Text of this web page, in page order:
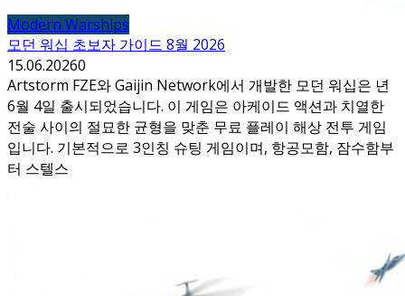
Modern Warships
모던 워십 초보자 가이드 8월 2026
15.06.20260
Artstorm FZE와 Gaijin Network에서 개발한 모던 워십은 년
6월 4일 출시되었습니다. 이 게임은 아케이드 액션과 치열한
전술 사이의 절묘한 균형을 맞춘 무료 플레이 해상 전투 게임
입니다. 기본적으로 3인칭 슈팅 게임이며, 항공모함, 잠수함부
터 스텔스